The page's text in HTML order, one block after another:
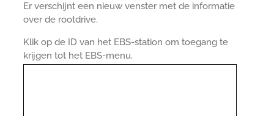
Er verschijnt een nieuw venster met de informatie
over de rootdrive.
Klik op de ID van het EBS-station om toegang te
krijgen tot het EBS-menu.